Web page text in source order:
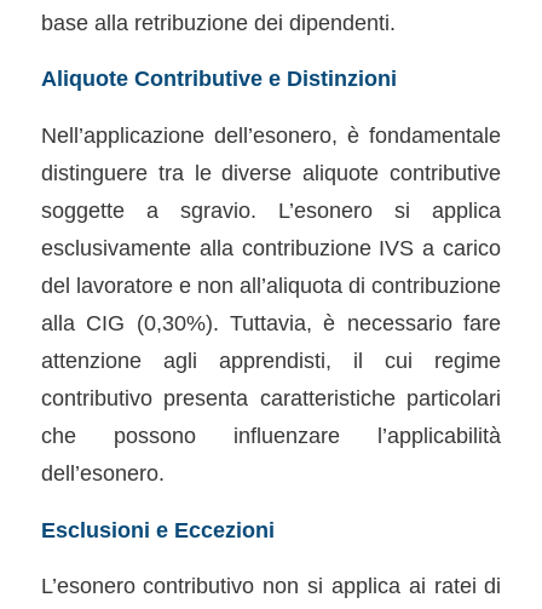
base alla retribuzione dei dipendenti.
Aliquote Contributive e Distinzioni
Nell’applicazione dell’esonero, è fondamentale
distinguere tra le diverse aliquote contributive
soggette a sgravio. L’esonero si applica
esclusivamente alla contribuzione IVS a carico
del lavoratore e non all’aliquota di contribuzione
alla CIG (0,30%). Tuttavia, è necessario fare
attenzione agli apprendisti, il cui regime
contributivo presenta caratteristiche particolari
che possono influenzare l’applicabilità
dell’esonero.
Esclusioni e Eccezioni
L’esonero contributivo non si applica ai ratei di